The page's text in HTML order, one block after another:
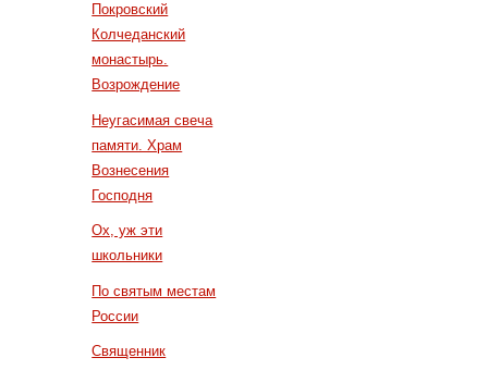
Покровский
Колчеданский
монастырь.
Возрождение
Неугасимая свеча
памяти. Храм
Вознесения
Господня
Ох, уж эти
школьники
По святым местам
России
Священник